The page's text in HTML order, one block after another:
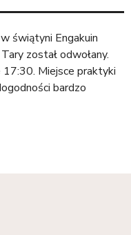
świątyni Engakuin
został odwołany.
Miejsce praktyki
bardzo